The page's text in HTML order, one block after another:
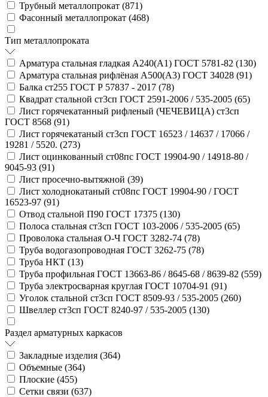
Трубный металлопрокат (871)
Фасонный металлопрокат (468)
Тип металлопроката
Арматура стальная гладкая А240(А1) ГОСТ 5781-82 (130)
Арматура стальная рифлёная А500(А3) ГОСТ 34028 (91)
Балка ст255 ГОСТ Р 57837 - 2017 (78)
Квадрат стальной ст3сп ГОСТ 2591-2006 / 535-2005 (65)
Лист горячекатанный рифленый (ЧЕЧЕВИЦА) ст3сп
ГОСТ 8568 (91)
Лист горячекатаный ст3сп ГОСТ 16523 / 14637 / 17066 /
19281 / 5520. (273)
Лист оцинкованный ст08пс ГОСТ 19904-90 / 14918-80 /
9045-93 (91)
Лист просечно-вытяжной (39)
Лист холоднокатаный ст08пс ГОСТ 19904-90 / ГОСТ
16523-97 (91)
Отвод стальной П90 ГОСТ 17375 (130)
Полоса стальная ст3сп ГОСТ 103-2006 / 535-2005 (65)
Проволока стальная О-Ч ГОСТ 3282-74 (78)
Труба водогазопроводная ГОСТ 3262-75 (78)
Труба НКТ (13)
Труба профильная ГОСТ 13663-86 / 8645-68 / 8639-82 (559)
Труба электросварная круглая ГОСТ 10704-91 (91)
Уголок стальной ст3сп ГОСТ 8509-93 / 535-2005 (260)
Швеллер ст3сп ГОСТ 8240-97 / 535-2005 (130)
Раздел арматурных каркасов
Закладные изделия (364)
Объемные (364)
Плоские (455)
Сетки связи (637)